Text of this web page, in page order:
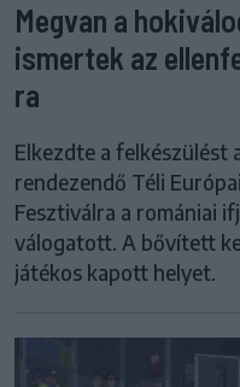
Megvan a
ismertek az
ra
Elkezdte a felkészülést
rendezendő Téli
Fesztiválra a romániai
válogatott. A bővített
játékos kapott helyet.